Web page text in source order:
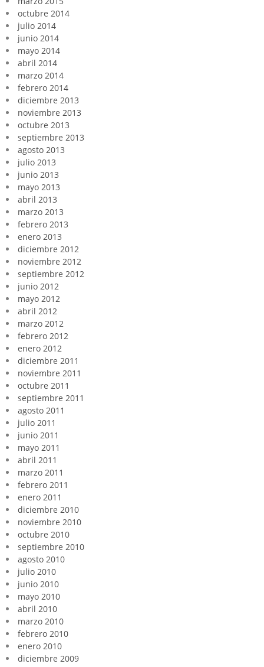
octubre 2014
julio 2014
junio 2014
mayo 2014
abril 2014
marzo 2014
febrero 2014
diciembre 2013
noviembre 2013
octubre 2013
septiembre 2013
agosto 2013
julio 2013
junio 2013
mayo 2013
abril 2013
marzo 2013
febrero 2013
enero 2013
diciembre 2012
noviembre 2012
septiembre 2012
junio 2012
mayo 2012
abril 2012
marzo 2012
febrero 2012
enero 2012
diciembre 2011
noviembre 2011
octubre 2011
septiembre 2011
agosto 2011
julio 2011
junio 2011
mayo 2011
abril 2011
marzo 2011
febrero 2011
enero 2011
diciembre 2010
noviembre 2010
octubre 2010
septiembre 2010
agosto 2010
julio 2010
junio 2010
mayo 2010
abril 2010
marzo 2010
febrero 2010
enero 2010
diciembre 2009